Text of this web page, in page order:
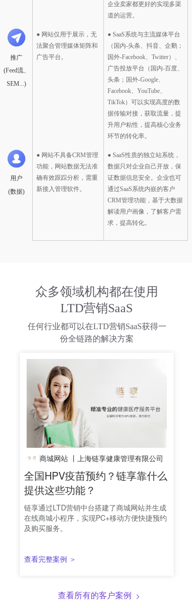
推广
用户
(数据)
(Feed流、
SEM...)
企业卖家都更好的实现多渠
道的运营。
● 网站仅用于展示，无
法聚合管理媒体矩阵和
广告平台。
● SaaS系统与主流媒体平台
（国内-头条、抖音、企鹅；
国外-Facebook、Twitter）、
广告投放平台（国内-百度、
头条；国外-Google、
Facebook、YouTube、
TikTok）可以实现高度的数
据传输对接，获取流量，提
升用户粘性，提高核心业务
环节的转化率。
● 网站不具备CRM管理
功能，网站数据无法准
确有效跟踪分析，需重
新接入管理软件。
● SaaS性质的独立站系统，
数据只对企业自己开放，保
证数据信息安全。企业也可
通过SaaS系统内嵌的客户
CRM管理功能，基于大数据
解读用户画像，了解客户需
求，提高转化。
众多领域机构都在使用
LTD营销SaaS
任何行业都可以在LTD营销SaaS获得一
份全链路的解决方案
商城网站 丨 上海链享健康管理有限公司
全国HPV疫苗预约？链享靠什么
提供这些功能？
链享通过LTD营销中台搭建了商城网站并生成
在线商城小程序，实现PC+移动方便快捷预约
及购买服务。
查看完整案例 ＞
查看所有的客户案例